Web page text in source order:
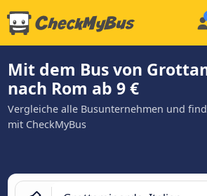
Mit dem Bus von
nach Rom ab 9 €
Vergleiche alle Busunternehmen und
mit CheckMyBus